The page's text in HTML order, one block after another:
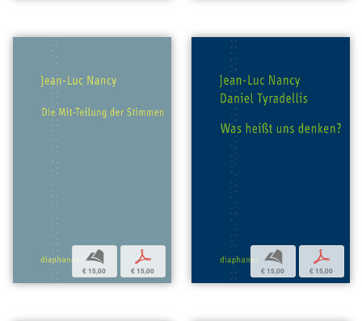
b
€ 15,00
p
€ 15,00
b
€ 15,00
p
€ 15,00